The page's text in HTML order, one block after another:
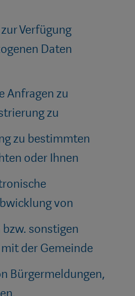
Verfügung
Daten
Anfragen zu
zu
zu bestimmten
oder Ihnen
von
sonstigen
der Gemeinde
Bürgermeldungen,